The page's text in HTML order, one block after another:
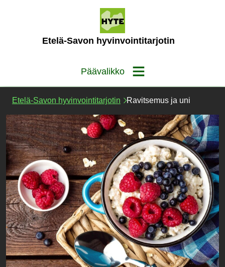
Etelä-Savon hyvinvointitarjotin
Päävalikko
Etelä-Savon hyvinvointitarjotin Ravitsemus ja uni